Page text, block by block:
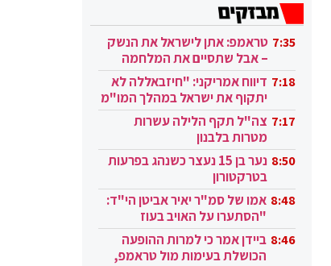
7:35 טראמפ: אתן לישראל את הנשק
– אבל שתסיים את המלחמה
בעזה 7:18 דיווח אמריקני: "חיזבאללה לא
יתקוף את ישראל במהלך המו"מ
בקטאר" 7:17 צה"ל תקף הלילה עשרות
מטרות בלבנון
8:50
נער בן 15 נעצר כשנהג בפרעות
בטרקטורון
8:48 אמו של סמ"ר יאיר אביטן הי"ד:
"הסתערו על האויב בעוז
ובגבורה" 8:46 ביידן אמר כי למרות ההופעה
הכושלת בעימות מול טראמפ,